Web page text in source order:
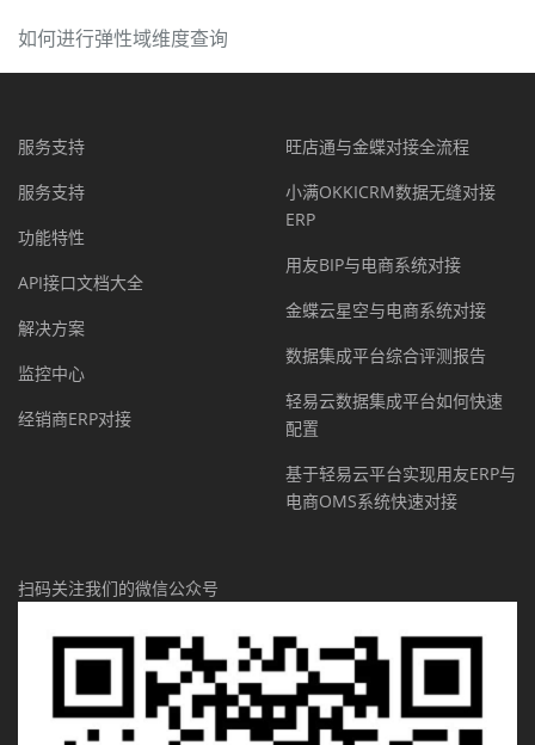
如何进行弹性域维度查询
服务支持
服务支持
功能特性
API接口文档大全
解决方案
监控中心
经销商ERP对接
旺店通与金蝶对接全流程
小满OKKICRM数据无缝对接
ERP
用友BIP与电商系统对接
金蝶云星空与电商系统对接
数据集成平台综合评测报告
轻易云数据集成平台如何快速
配置
基于轻易云平台实现用友ERP与
电商OMS系统快速对接
扫码关注我们的微信公众号